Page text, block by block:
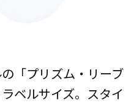
「プリズム・リーブ
ベルサイズ。スタイ